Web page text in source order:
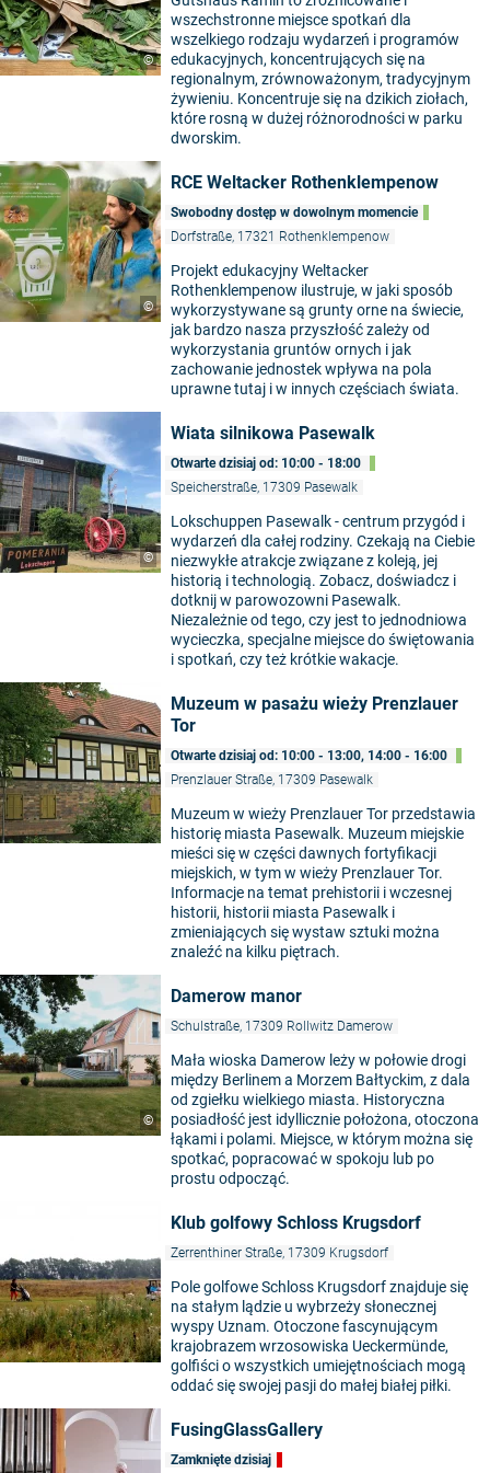
©
wszechstronne miejsce spotkań dla
wszelkiego rodzaju wydarzeń i programów
edukacyjnych, koncentrujących się na
regionalnym, zrównoważonym, tradycyjnym
żywieniu. Koncentruje się na dzikich ziołach,
które rosną w dużej różnorodności w parku
dworskim.
©
RCE Weltacker Rothenklempenow
Swobodny dostęp w dowolnym momencie
Dorfstraße, 17321 Rothenklempenow
Projekt edukacyjny Weltacker
Rothenklempenow ilustruje, w jaki sposób
wykorzystywane są grunty orne na świecie,
jak bardzo nasza przyszłość zależy od
wykorzystania gruntów ornych i jak
zachowanie jednostek wpływa na pola
uprawne tutaj i w innych częściach świata.
©
Wiata silnikowa Pasewalk
Otwarte dzisiaj od: 10:00 - 18:00
Speicherstraße, 17309 Pasewalk
Lokschuppen Pasewalk - centrum przygód i
wydarzeń dla całej rodziny. Czekają na Ciebie
niezwykłe atrakcje związane z koleją, jej
historią i technologią. Zobacz, doświadcz i
dotknij w parowozowni Pasewalk.
Niezależnie od tego, czy jest to jednodniowa
wycieczka, specjalne miejsce do świętowania
i spotkań, czy też krótkie wakacje.
Muzeum w pasażu wieży Prenzlauer
Tor
Otwarte dzisiaj od: 10:00 - 13:00, 14:00 - 16:00
Prenzlauer Straße, 17309 Pasewalk
Muzeum w wieży Prenzlauer Tor przedstawia
historię miasta Pasewalk. Muzeum miejskie
mieści się w części dawnych fortyfikacji
miejskich, w tym w wieży Prenzlauer Tor.
Informacje na temat prehistorii i wczesnej
historii, historii miasta Pasewalk i
zmieniających się wystaw sztuki można
znaleźć na kilku piętrach.
©
Damerow manor
Schulstraße, 17309 Rollwitz Damerow
Mała wioska Damerow leży w połowie drogi
między Berlinem a Morzem Bałtyckim, z dala
od zgiełku wielkiego miasta. Historyczna
posiadłość jest idyllicznie położona, otoczona
łąkami i polami. Miejsce, w którym można się
spotkać, popracować w spokoju lub po
prostu odpocząć.
Klub golfowy Schloss Krugsdorf
Zerrenthiner Straße, 17309 Krugsdorf
Pole golfowe Schloss Krugsdorf znajduje się
na stałym lądzie u wybrzeży słonecznej
wyspy Uznam. Otoczone fascynującym
krajobrazem wrzosowiska Ueckermünde,
golfiści o wszystkich umiejętnościach mogą
oddać się swojej pasji do małej białej piłki.
FusingGlassGallery
Zamknięte dzisiaj